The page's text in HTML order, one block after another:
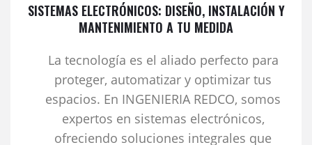
SISTEMAS ELECTRÓNICOS: DISEÑO, INSTALACIÓN Y
MANTENIMIENTO A TU MEDIDA
La tecnología es el aliado perfecto para
proteger, automatizar y optimizar tus
espacios. En INGENIERIA REDCO, somos
expertos en sistemas electrónicos,
ofreciendo soluciones integrales que